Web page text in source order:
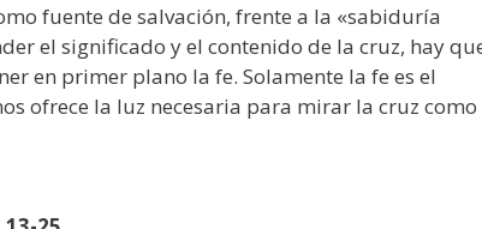
fuente de salvación, frente a la «sabiduría
el significado y el contenido de la cruz, hay
en primer plano la fe. Solamente la fe es el
ofrece la luz necesaria para mirar la cruz como